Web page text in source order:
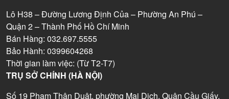
Lô H38 – Đường Lương Định Của – Phường An Phú –
Quận 2 – Thành Phố Hồ Chí Minh
Bán Hàng: 032.697.5555
Bảo Hành: 0399604268
Thời gian làm việc: (Từ T2-T7)
TRỤ SỞ CHÍNH (HÀ NỘI)
Số 19 Phạm Thận Duật, phường Mai Dịch, Quận Cầu Giấy,